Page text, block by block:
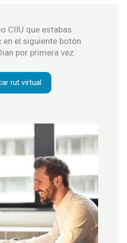
CIIU que estabas
en el siguiente botón
por primera vez:
rut virtual